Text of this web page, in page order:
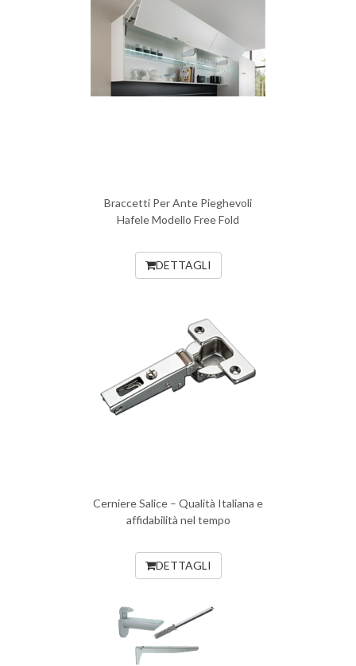
Braccetti Per Ante Pieghevoli
Hafele Modello Free Fold
DETTAGLI
Cerniere Salice – Qualità Italiana e
affidabilità nel tempo
DETTAGLI